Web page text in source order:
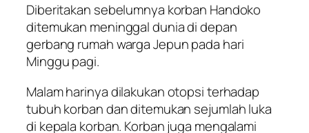
Diberitakan sebelumnya korban Handoko
ditemukan meninggal dunia di depan
gerbang rumah warga Jepun pada hari
Minggu pagi.
Malam harinya dilakukan otopsi terhadap
tubuh korban dan ditemukan sejumlah luka
di kepala korban. Korban juga mengalami